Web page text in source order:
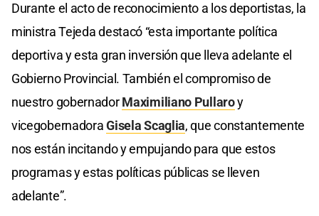
Durante el acto de reconocimiento a los deportistas, la
ministra Tejeda destacó “esta importante política
deportiva y esta gran inversión que lleva adelante el
Gobierno Provincial. También el compromiso de
nuestro gobernadorMaximiliano Pullaroy
vicegobernadoraGisela Scaglia, que constantemente
nos están incitando y empujando para que estos
programas y estas políticas públicas se lleven
adelante”.